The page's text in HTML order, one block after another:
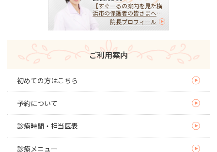
【すぐーるの案内を見た横
浜市の保護者の皆さまへ】
HPVワクチンを受けるべ
き？迷ったらまず相談を｜
な選択
院長プロフィール
ご利用案内
初めての方はこちら
予約について
診療時間・担当医表
診療メニュー